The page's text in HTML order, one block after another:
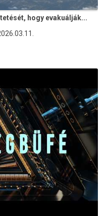
hogy evakuálják...